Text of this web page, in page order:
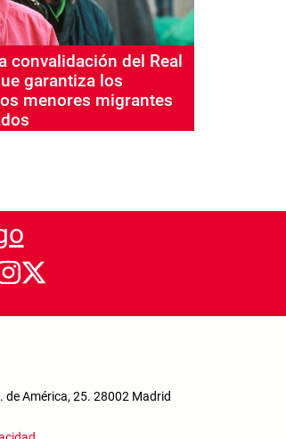
convalidación del Real
garantiza los
menores migrantes
de América, 25. 28002 Madrid